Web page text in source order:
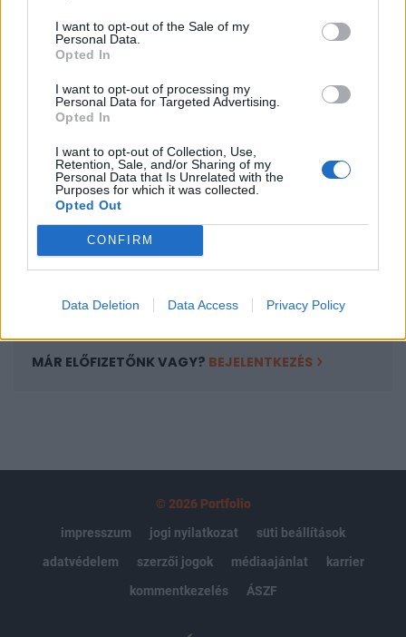
I want to opt-out of the Sale of my
Personal Data.
Opted In
I want to opt-out of processing my
Personal Data for Targeted Advertising.
Opted In
I want to opt-out of Collection, Use,
Retention, Sale, and/or Sharing of my
Personal Data that Is Unrelated with the
Purposes for which it was collected.
Opted Out
CONFIRM
Data Deletion Data Access Privacy Policy
A keresett cikk a portfolio.hu hírarchívumához
tartozik, melynek olvasása előfizetéses
regisztrációhoz kötött.
Az előfizetés a következőket tartalmazza:
Portfolio.hu teljes cikkarchívum
Kötéslisták: BÉT elmúlt 2 év napon belüli
MÁR ELŐFIZETŐNK VAGY? BEJELENTKEZÉS
© 2026 Portfolio
impresszum
jogi nyilatkozat
süti beállítások
adatvédelem
szerzői jogok médiaajánlat
karrier
kommentkezelés
ÁSZF